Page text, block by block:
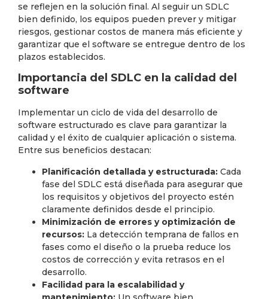
se reflejen en la solución final. Al seguir un SDLC
bien definido, los equipos pueden prever y mitigar
riesgos, gestionar costos de manera más eficiente y
garantizar que el software se entregue dentro de los
plazos establecidos.
Importancia del SDLC en la calidad del
software
Implementar un ciclo de vida del desarrollo de
software estructurado es clave para garantizar la
calidad y el éxito de cualquier aplicación o sistema.
Entre sus beneficios destacan:
Planificación detallada y estructurada: Cada
fase del SDLC está diseñada para asegurar que
los requisitos y objetivos del proyecto estén
claramente definidos desde el principio.
Minimización de errores y optimización de
recursos: La detección temprana de fallos en
fases como el diseño o la prueba reduce los
costos de corrección y evita retrasos en el
desarrollo.
Facilidad para la escalabilidad y